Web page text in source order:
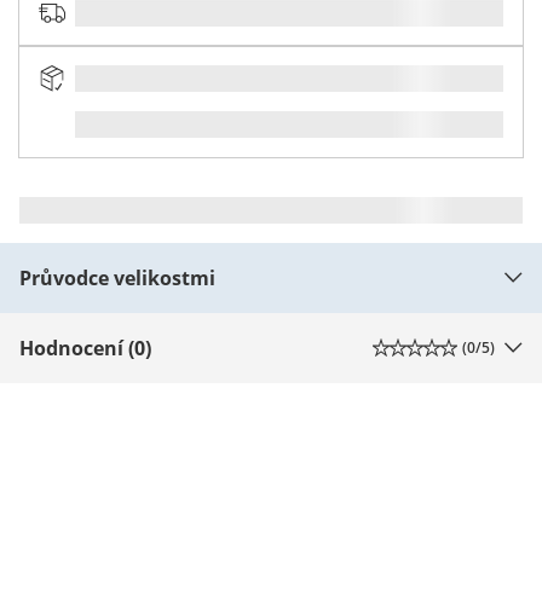
Průvodce velikostmi
Hodnocení (0) (0/5)